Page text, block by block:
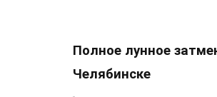
Полное лунное
Челябинске